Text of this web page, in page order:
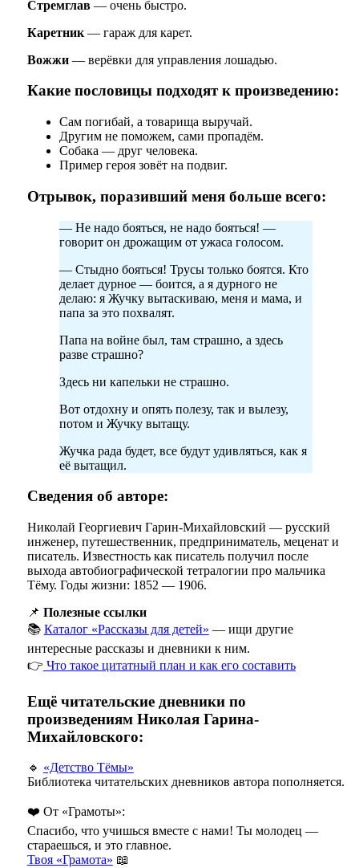
Стремглав— очень быстро.
Каретник— гараж для карет.
Вожжи— верёвки для управления лошадью.
Какие пословицы подходят к произведению:
Сам погибай, а товарища выручай.
Другим не поможем, сами пропадём.
Собака — друг человека.
Пример героя зовёт на подвиг.
Отрывок, поразивший меня больше всего:
— Не надо бояться, не надо бояться! —
говорит он дрожащим от ужаса голосом.
— Стыдно бояться! Трусы только боятся. Кто
делает дурное — боится, а я дурного не
делаю: я Жучку вытаскиваю, меня и мама, и
папа за это похвалят.
Папа на войне был, там страшно, а здесь
разве страшно?
Здесь ни капельки не страшно.
Вот отдохну и опять полезу, так и вылезу,
потом и Жучку вытащу.
Жучка рада будет, все будут удивляться, как я
её вытащил.
Сведения об авторе:
Николай Георгиевич Гарин-Михайловский — русский
инженер, путешественник, предприниматель, меценат и
писатель. Известность как писатель получил после
выхода автобиографической тетралогии про мальчика
Тёму. Годы жизни: 1852 — 1906.
📌 Полезные ссылки
📚 Каталог «Рассказы для детей» — ищи другие
интересные рассказы и дневники к ним.
👉 Что такое цитатный план и как его составить
Ещё читательские дневники по
произведениям Николая Гарина-
Михайловского:
🔹 «Детство Тёмы»
Библиотека читательских дневников автора пополняется.
❤️ От «Грамоты»:
Спасибо, что учишься вместе с нами! Ты молодец —
стараешься, и это главное.
Твоя «Грамота» 📖